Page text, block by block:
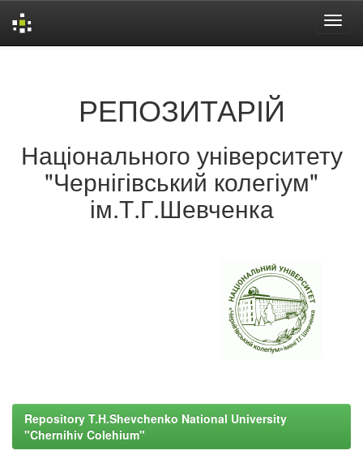
РЕПОЗИТАРІЙ
Національного університету
"Чернігівський колегіум"
ім.Т.Г.Шевченка
Repository T.H.Shevchenko National University
"Chernihiv Colehium"